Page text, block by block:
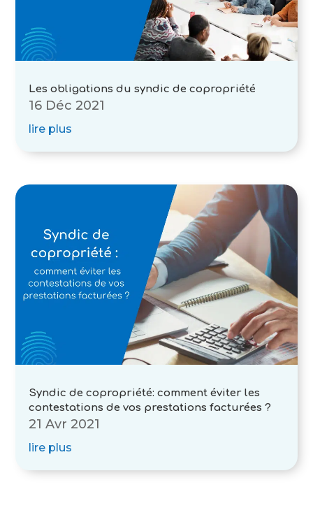
Les obligations du syndic de copropriété
16 Déc 2021
lire plus
Syndic de copropriété: comment éviter les
contestations de vos prestations facturées ?
21 Avr 2021
lire plus